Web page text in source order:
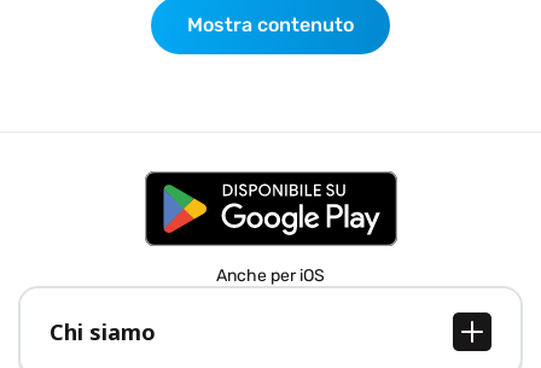
Mostra contenuto
Anche per iOS
Chi siamo